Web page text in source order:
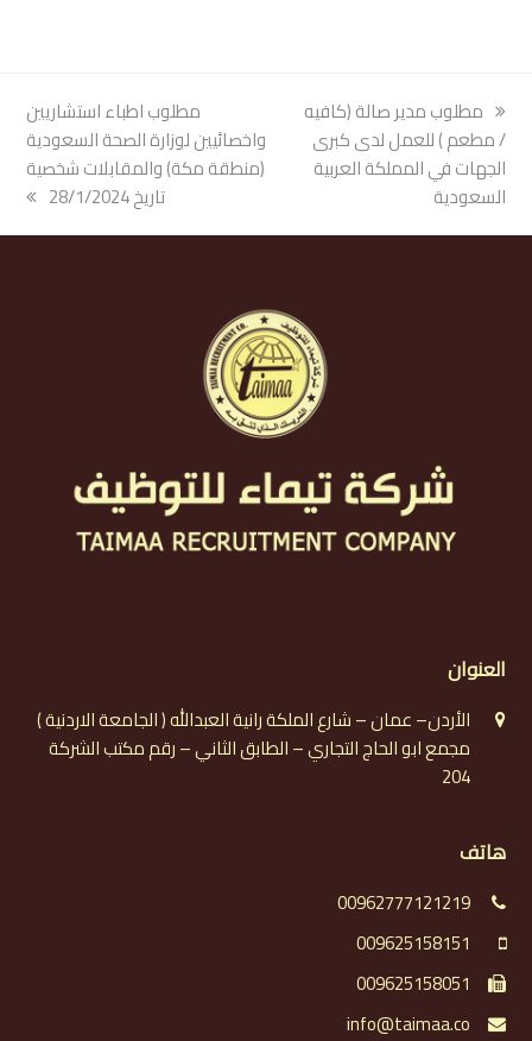
previous
post:
مطلوب مدير صالة (كافيه
/ مطعم ) للعمل لدى كبرى
الجهات في المملكة العربية
السعودية
next
post:
مطلوب اطباء استشاريين
واخصائيين لوزارة الصحة السعودية
(منطقة مكة) والمقابلات شخصية
تاريخ 28/1/2024
العنوان
الأردن– عمان – شارع الملكة رانية العبدالله ( الجامعة الاردنية )
مجمع ابو الحاج التجاري – الطابق الثاني – رقم مكتب الشركة
204
هاتف
00962777121219
009625158151
009625158051
info@taimaa.co